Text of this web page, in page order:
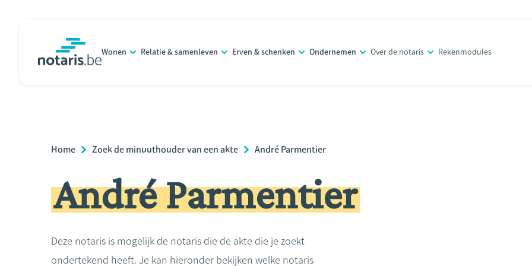
Wonen Relatie & samenleven Erven & schenken Ondernemen Over de notaris Rekenmodules
Breadcrumb
Home Zoek de minuuthouder van een akte André Parmentier
André Parmentier
Deze notaris is mogelijk de notaris die de akte die je zoekt
ondertekend heeft. Je kan hieronder bekijken welke notaris